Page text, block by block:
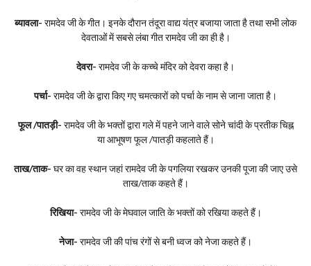
ब्यावला- रामदेव जी के गीत। इनके दौरान तंदूरा वाद्य यंत्र बजाया जाता है तथा सभी लोक
देवताओं में सबसे लंबा गीत रामदेव जी का ही है।
देवरा- रामदेव जी के कच्चे मंदिर को देवरा कहा है।
पर्चा- रामदेव जी के द्वारा किए गए चमत्कारों को पर्चा के नाम से जाना जाता है।
फूल /पातड़ी- रामदेव जी के भक्तों द्वारा गले में पहने जाने वाले सोने चांदी के प्रतीक चिह्न
या आभूषण फूल /पातड़ी कहलाते हैं।
ताख/ताक- घर का वह स्थान जहां रामदेव जी के पगलिया रखकर उनकी पूजा की जाए उसे
ताख/ताक कहते हैं।
रिखिया- रामदेव जी के मेघवाल जाति के भक्तों को रखिया कहते हैं।
नेजा- रामदेव जी की पांच रंगों से बनी ध्वज को नेजा कहते हैं।